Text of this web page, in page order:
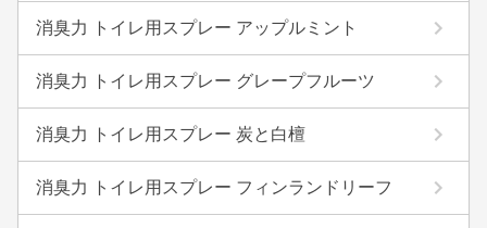
消臭力 トイレ用スプレー アップルミント
消臭力 トイレ用スプレー グレープフルーツ
消臭力 トイレ用スプレー 炭と白檀
消臭力 トイレ用スプレー フィンランドリーフ